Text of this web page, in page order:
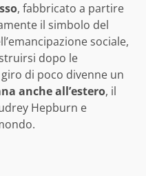
, fabbricato a partire
il simbolo del
sociale,
dopo le
di poco divenne un
anche all’estero, il
Hepburn e